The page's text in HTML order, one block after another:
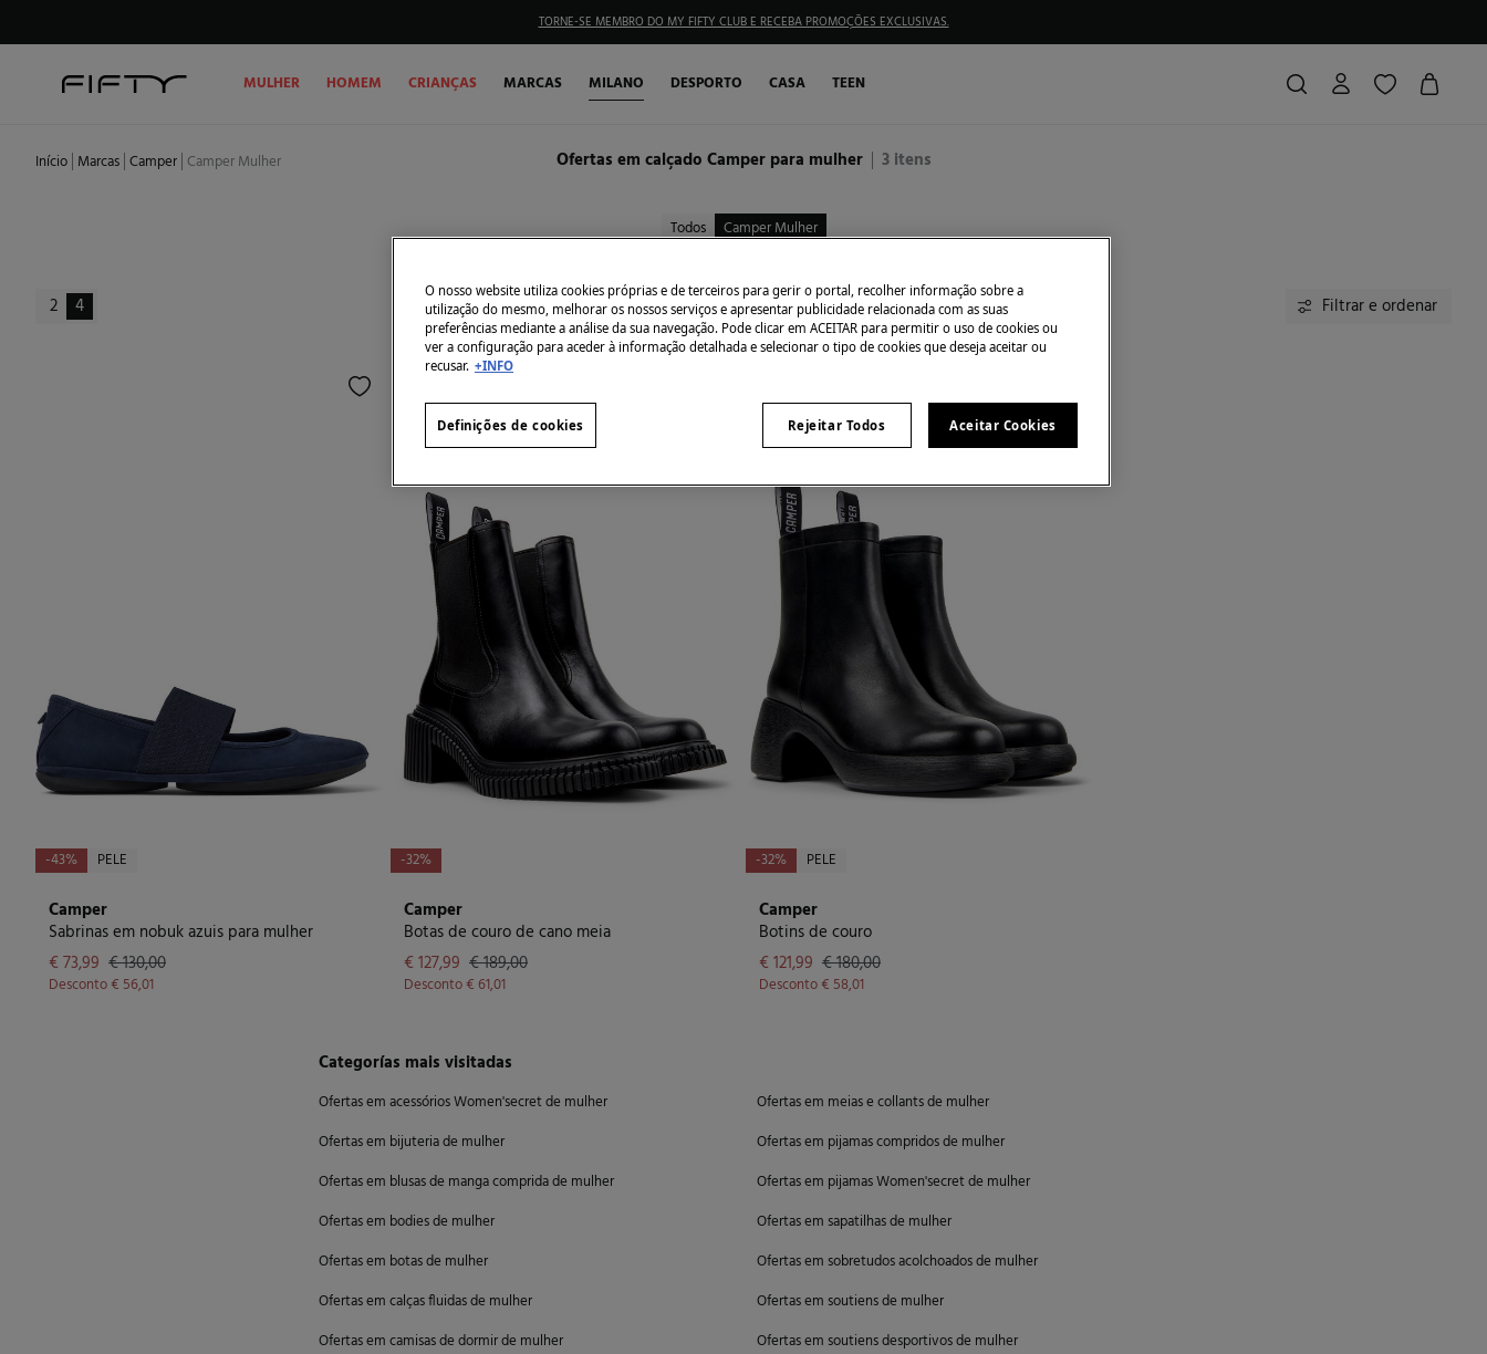
TORNE-SE MEMBRO DO MY FIFTY CLUB E RECEBA PROMOÇÕES EXCLUSIVAS.
MULHER HOMEM CRIANÇAS MARCAS MILANO DESPORTO CASA TEEN
Início Marcas Camper Camper Mulher Ofertas em calçado Camper para mulher 3 itens
Todos Camper Mulher
2 4 Filtrar e ordenar
-43% PELE
Camper
Sabrinas em nobuk azuis para mulher
€ 73,99 € 130,00
Desconto€ 56,01
-32%
Camper
Botas de couro de cano meia
€ 127,99 € 189,00
Desconto€ 61,01
-32% PELE
Camper
Botins de couro
€ 121,99 € 180,00
Desconto€ 58,01
Categorías mais visitadas
Ofertas em acessórios Women'secret de mulher
Ofertas em bijuteria de mulher
Ofertas em blusas de manga comprida de mulher
Ofertas em bodies de mulher
Ofertas em botas de mulher
Ofertas em calças fluidas de mulher
Ofertas em camisas de dormir de mulher
Ofertas em meias e collants de mulher
Ofertas em pijamas compridos de mulher
Ofertas em pijamas Women'secret de mulher
Ofertas em sapatilhas de mulher
Ofertas em sobretudos acolchoados de mulher
Ofertas em soutiens de mulher
Ofertas em soutiens desportivos de mulher
O nosso website utiliza cookies próprias e de terceiros para gerir o portal, recolher informação sobre a
utilização do mesmo, melhorar os nossos serviços e apresentar publicidade relacionada com as suas
preferências mediante a análise da sua navegação. Pode clicar em ACEITAR para permitir o uso de cookies ou
ver a configuração para aceder à informação detalhada e selecionar o tipo de cookies que deseja aceitar ou
recusar. +INFO
Rejeitar Todos Aceitar Cookies
Definições de cookies